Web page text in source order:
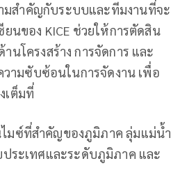
มสำคัญกับระบบและทีมงานที่จะ
นของ KICE ช่วยให้การตัดสิน
โครงสร้าง การจัดการ และ
ามซับซ้อนในการจัดงาน เพื่อ
เต็มที่
ไมซ์ที่สำคัญของภูมิภาค ลุ่มแม่น้ำ
ประเทศและระดับภูมิภาค และ